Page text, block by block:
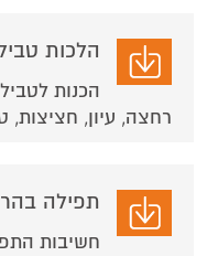
הלכות
הכנות
רחצה, עיון, חציצות,
תפילה
חשיבות